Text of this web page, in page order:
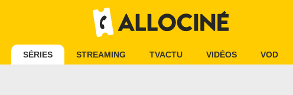
SÉRIES STREAMING TVACTU VIDÉOS VOD